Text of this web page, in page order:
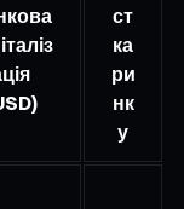
ст
ка
ри
нк
у